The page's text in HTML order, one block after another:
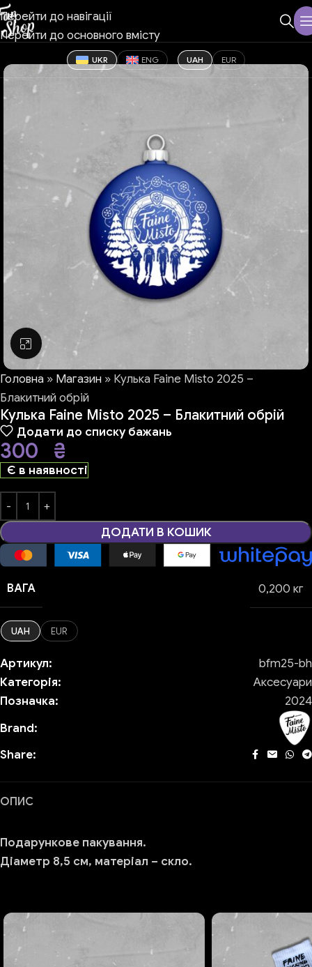
Перейти до навігації
Перейти до основного вмісту
UKR ENG UAH EUR
Натисніть, щоб збільшити
Головна » Магазин » Кулька Faine Misto 2025 –
Блакитний обрій
Кулька Faine Misto 2025 – Блакитний обрій
Додати до списку бажань
300 ₴
Є в наявності
ДОДАТИ В КОШИК
ВАГА 0,200 кг
UAH EUR
Артикул:
bfm25-bh
Категорія:
Аксесуари
Позначка:
2024
Brand:
Share:
ОПИС
Подарункове пакування.
Діаметр 8,5 см, матеріал – скло.